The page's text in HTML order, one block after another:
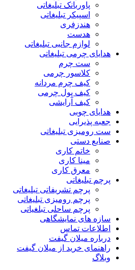
پاوربانک تبلیغاتی
اسپیکر تبلیغاتی
هندزفری
هدست
لوازم جانبی تبلیغاتی
هدایای چرمی تبلیغاتی
ست چرم
کلاسور چرمی
کیف چرم مردانه
کیف پول چرمی
کیف آرایشی
هدایای چوبی
جعبه پذیرایی
ست رومیزی تبلیغاتی
صنایع دستی
خاتم کاری
مینا کاری
معرق کاری
پرچم تبلیغاتی
پرچم تشریفاتی تبلیغاتی
پرچم رومیزی تبلیغاتی
پرچم ساحلی تبلغیاتی
سازه های نمایشگاهی
اطلاعات تماس
درباره میلان گیفت
راهنمای خرید از میلان گیفت
وبلاگ